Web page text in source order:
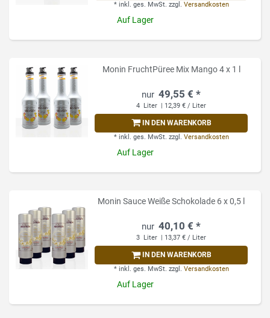
* inkl. ges. MwSt. zzgl. Versandkosten
Auf Lager
Monin FruchtPüree Mix Mango 4 x 1 l
49,55 € *
4 Liter | 12,39 € / Liter
IN DEN WARENKORB
* inkl. ges. MwSt. zzgl. Versandkosten
Auf Lager
Monin Sauce Weiße Schokolade 6 x 0,5 l
40,10 € *
3 Liter | 13,37 € / Liter
IN DEN WARENKORB
* inkl. ges. MwSt. zzgl. Versandkosten
Auf Lager